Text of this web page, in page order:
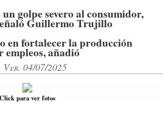
golpe severo al consumidor,
Guillermo Trujillo
en fortalecer la producción
empleos, añadió
Ver. 04/07/2025
Click para ver fotos